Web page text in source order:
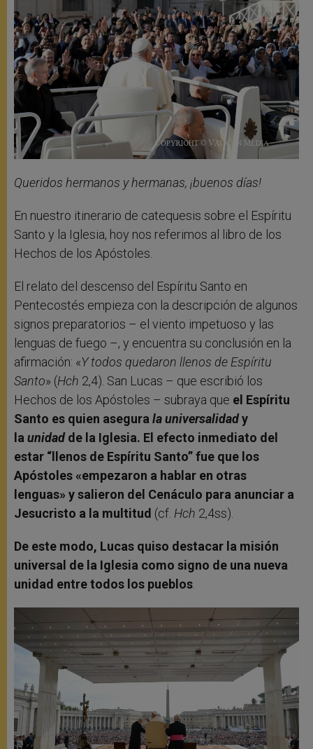
Queridos hermanos y hermanas, ¡buenos días!
En nuestro itinerario de catequesis sobre el Espíritu
Santo y la Iglesia, hoy nos referimos al libro de los
Hechos de los Apóstoles.
El relato del descenso del Espíritu Santo en
Pentecostés empieza con la descripción de algunos
signos preparatorios – el viento impetuoso y las
lenguas de fuego –, y encuentra su conclusión en la
afirmación: «Y todos quedaron llenos de Espíritu
Santo» (Hch 2,4). San Lucas – que escribió los
Hechos de los Apóstoles – subraya que el Espíritu
Santo es quien asegura la universalidady
la unidadde la Iglesia. El efecto inmediato del
estar “llenos de Espíritu Santo” fue que los
Apóstoles «empezaron a hablar en otras
lenguas» y salieron del Cenáculo para anunciar a
Jesucristo a la multitud (cf. Hch 2,4ss).
De este modo, Lucas quiso destacar la misión
universal de la Iglesia como signo de una nueva
unidad entre todos los pueblos